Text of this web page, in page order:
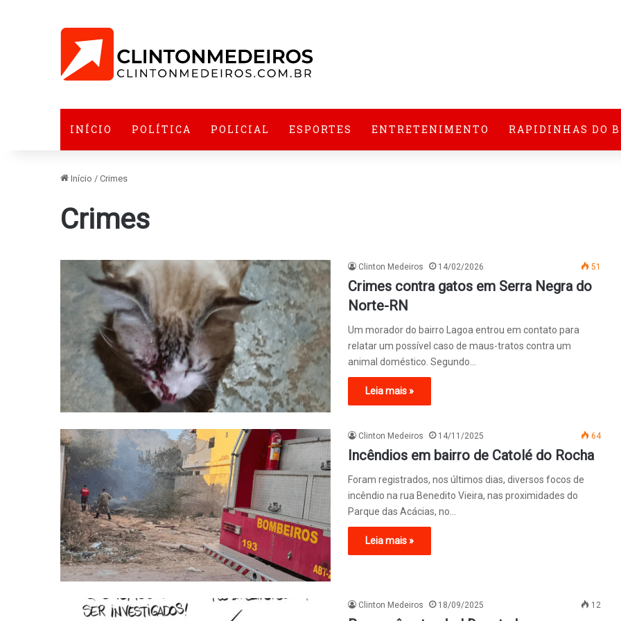
INÍCIO POLÍTICA POLICIAL ESPORTES ENTRETENIMENTO RAPIDINHAS DO
Início / Crimes
Crimes
Clinton Medeiros 14/02/2026 51
Crimes contra gatos em Serra Negra do
Norte-RN
Um morador do bairro Lagoa entrou em contato para
relatar um possível caso de maus-tratos contra um
animal doméstico. Segundo…
Leia mais »
Clinton Medeiros 14/11/2025 64
Incêndios em bairro de Catolé do Rocha
Foram registrados, nos últimos dias, diversos focos de
incêndio na rua Benedito Vieira, nas proximidades do
Parque das Acácias, no…
Leia mais »
Clinton Medeiros 18/09/2025 12